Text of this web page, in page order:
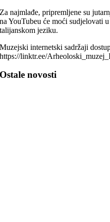
Za najmlađe, pripremljene su
na YouTubeu će moći sudjelovati
talijanskom jeziku.
Muzejski internetski sadržaji
https://linktr.ee/
Ostale novosti